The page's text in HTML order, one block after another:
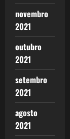
novembro
2021
outubro
2021
setembro
2021
agosto
2021